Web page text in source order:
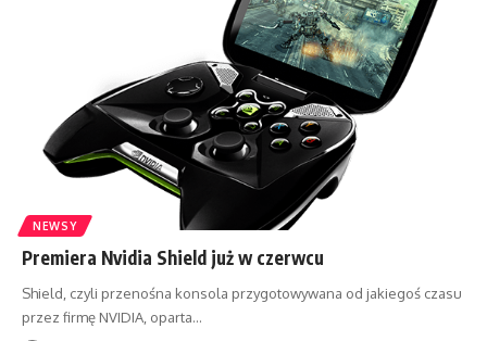
NEWSY
Premiera Nvidia Shield już w czerwcu
Shield, czyli przenośna konsola przygotowywana od jakiegoś czasu
przez firmę NVIDIA, oparta…